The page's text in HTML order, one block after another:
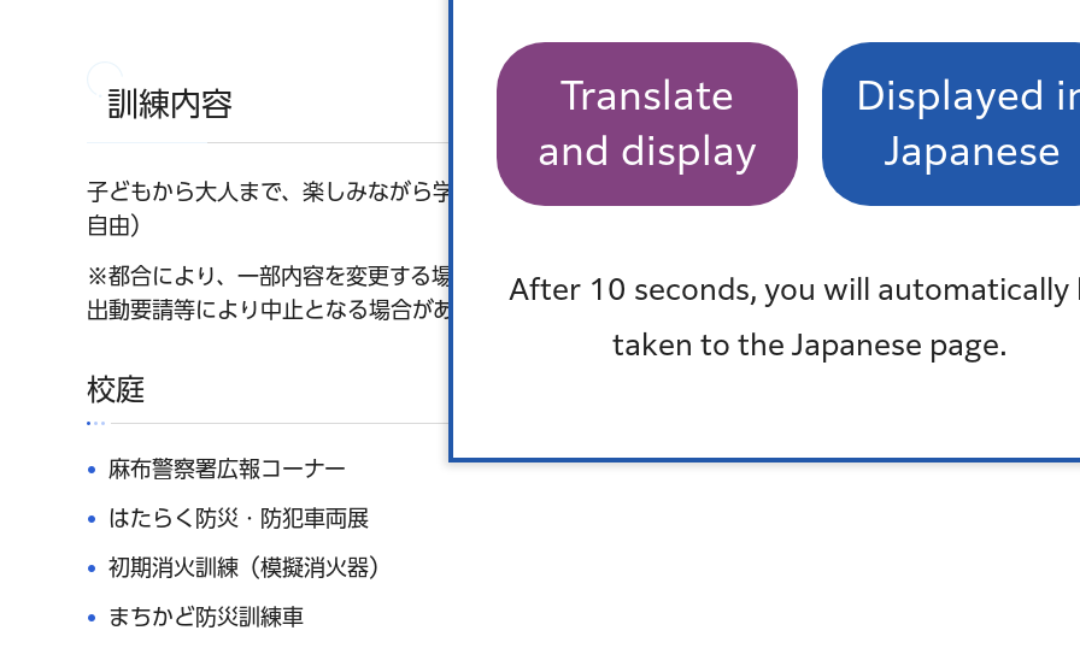
Translate
and display
Displayed
Japanese
After 10 seconds, you will automatically
taken to the Japanese page.
訓練内容
子どもから大人まで、楽しみながら学べる訓練がたくさんあります！ぜひ会場にお立ち寄りください。
自由）
※都合により、一部内容を変更する場合があります。特に「はたらく防災・防犯車両展」の展示車両に
出動要請等により中止となる場合があります。
校庭
麻布警察署広報コーナー
はたらく防災・防犯車両展
初期消火訓練（模擬消火器）
まちかど防災訓練車